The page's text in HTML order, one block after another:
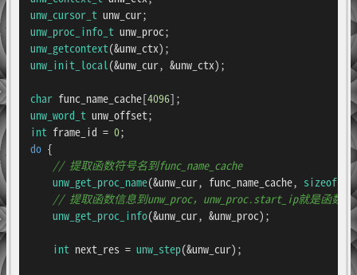
unw_cursor_t
unw_proc_info_t
unw_getcontext
unw_init_local(&unw_cur, &unw_ctx);
char func_name_cache[4096
unw_word_t
int frame_id = 0
do {
// 提取函数符号名到func_name_cache
unw_get_proc_name(&unw_cur, func_name_cache, sizeof
// 提取函数信息到unw_proc，unw_proc.start_ip就是函数起
unw_get_proc_info(&unw_cur, &unw_proc);
int next_res = unw_step(&unw_cur);